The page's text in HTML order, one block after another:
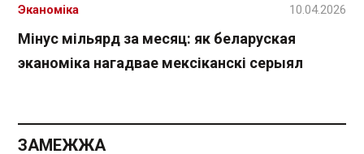
Мінус мільярд за месяц: як беларуская
эканоміка нагадвае мексіканскі серыял
Эканоміка 10.04.2026
ЗАМЕЖЖА